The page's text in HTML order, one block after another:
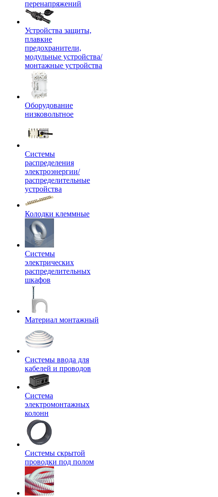
перенапряжений
Устройства защиты,
плавкие
предохранители,
модульные устройства/
монтажные устройства
Оборудование
низковольтное
Системы
распределения
электроэнергии/
распределительные
устройства
Колодки клеммные
Системы
электрических
распределительных
шкафов
Материал монтажный
Системы ввода для
кабелей и проводов
Система
электромонтажных
колонн
Системы скрытой
проводки под полом